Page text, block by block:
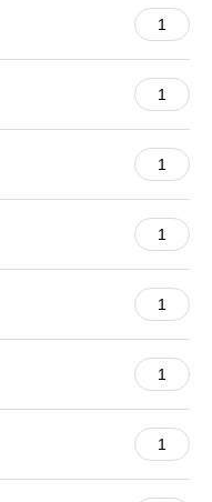
1
1
1
1
1
1
1